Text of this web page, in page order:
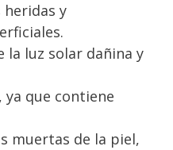
heridas y
la luz solar dañina y
ya que contiene
muertas de la piel,